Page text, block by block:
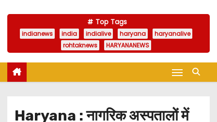
Top Tags
indianews india indialive haryana
haryanalive
rohtaknews
HARYANANEWS
Haryana : नागरिक अस्पतालों में